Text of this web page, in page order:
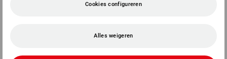
Cookies configureren
Alles weigeren